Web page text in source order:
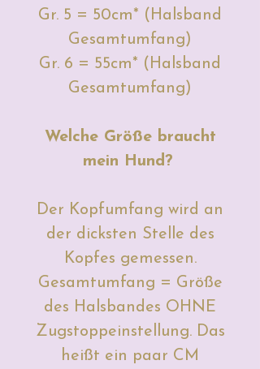
Gr. 5 = 50cm* (Halsband
Gesamtumfang)
Gr. 6 = 55cm* (Halsband
Gesamtumfang)
Welche Größe braucht
mein Hund?
Der Kopfumfang wird an
der dicksten Stelle des
Kopfes gemessen.
Gesamtumfang = Größe
des Halsbandes OHNE
Zugstoppeinstellung. Das
heißt ein paar CM